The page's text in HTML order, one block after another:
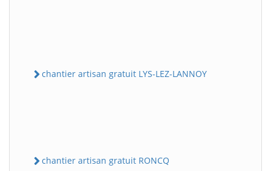
chantier artisan gratuit LYS-LEZ-LANNOY
chantier artisan gratuit RONCQ